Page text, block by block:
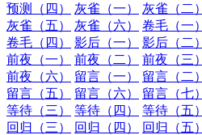
预测（四）
灰雀（一） 灰雀（二）
灰雀（五）
灰雀（六） 卷毛（一）
卷毛（四）
影后（一） 影后（二）
前夜（一）
前夜（二） 前夜（三）
前夜（六）
留言（一） 留言（二）
留言（五）
留言（六） 留言（七）
等待（三）
等待（四） 等待（五）
回归（三）
回归（四） 回归（五）